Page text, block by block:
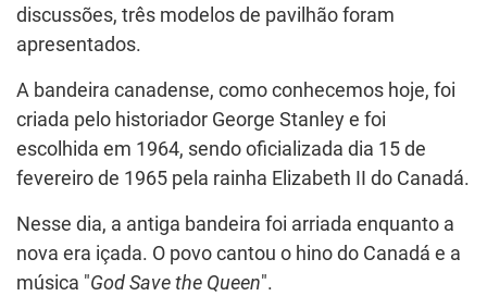
discussões, três modelos de pavilhão foram
apresentados.
A bandeira canadense, como conhecemos hoje, foi
criada pelo historiador George Stanley e foi
escolhida em 1964, sendo oficializada dia 15 de
fevereiro de 1965 pela rainha Elizabeth II do Canadá.
Nesse dia, a antiga bandeira foi arriada enquanto a
nova era içada. O povo cantou o hino do Canadá e a
música "God Save the Queen".